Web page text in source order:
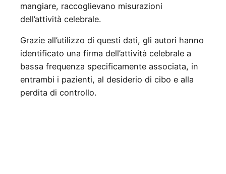
mangiare, raccoglievano misurazioni
dell’attività celebrale.
Grazie all’utilizzo di questi dati, gli autori hanno
identificato una firma dell’attività celebrale a
bassa frequenza specificamente associata, in
entrambi i pazienti, al desiderio di cibo e alla
perdita di controllo.